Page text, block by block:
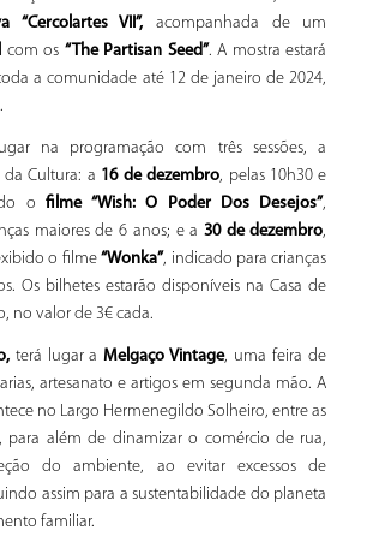
“Cercolartes VII”, acompanhada de um
com os “The Partisan Seed”. A mostra estará
a comunidade até 12 de janeiro de 2024,
na programação com três sessões, a
da Cultura: a 16 de dezembro, pelas 10h30 e
ofilme “Wish: O Poder Dos Desejos”,
maiores de 6 anos; e a 30 de dezembro,
o filme“Wonka”, indicado para crianças
Os bilhetes estarão disponíveis na Casa de
no valor de 3€ cada.
terá lugar aMelgaço Vintage, uma feira de
artesanato e artigos em segunda mão. A
no Largo Hermenegildo Solheiro, entre as
para além de dinamizar o comércio de rua,
do ambiente, ao evitar excessos de
assim para a sustentabilidade do planeta
familiar.